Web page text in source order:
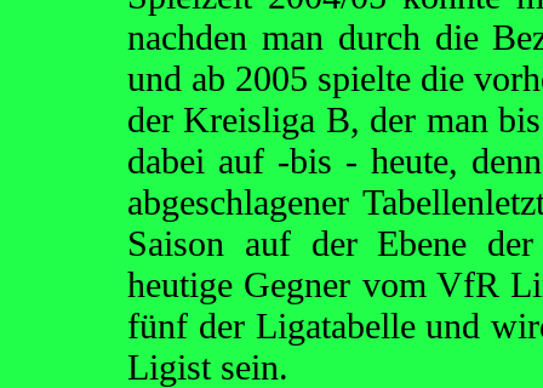
nachden man durch die
und ab 2005 spielte die
der Kreisliga B, der man
dabei auf -bis - heute,
abgeschlagener
Saison auf der Ebene
heutige Gegner vom VfR
fünf der Ligatabelle und
Ligist sein.